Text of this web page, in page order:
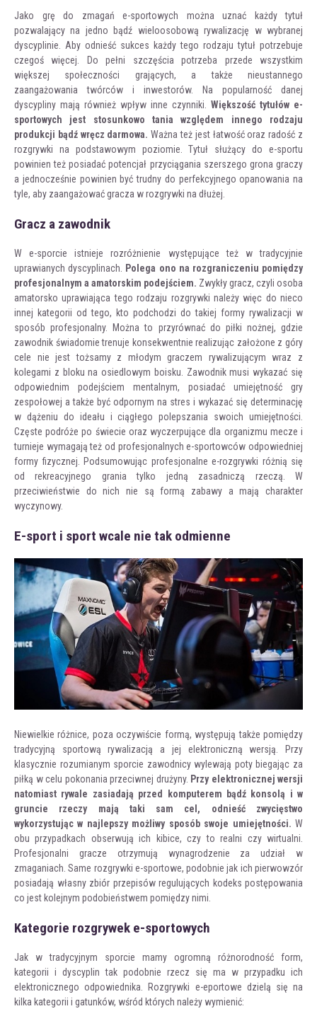
Jako grę do zmagań e-sportowych można uznać każdy tytuł
pozwalający na jedno bądź wieloosobową rywalizację w wybranej
dyscyplinie. Aby odnieść sukces każdy tego rodzaju tytuł potrzebuje
czegoś więcej. Do pełni szczęścia potrzeba przede wszystkim
większej społeczności grających, a także nieustannego
zaangażowania twórców i inwestorów. Na popularność danej
dyscypliny mają również wpływ inne czynniki. Większość tytułów e-
sportowych jest stosunkowo tania względem innego rodzaju
produkcji bądź wręcz darmowa. Ważna też jest łatwość oraz radość z
rozgrywki na podstawowym poziomie. Tytuł służący do e-sportu
powinien też posiadać potencjał przyciągania szerszego grona graczy
a jednocześnie powinien być trudny do perfekcyjnego opanowania na
tyle, aby zaangażować gracza w rozgrywki na dłużej.
Gracz a zawodnik
W e-sporcie istnieje rozróżnienie występujące też w tradycyjnie
uprawianych dyscyplinach.
Polega ono na rozgraniczeniu pomiędzy
profesjonalnym a amatorskim podejściem. Zwykły gracz, czyli osoba
amatorsko uprawiająca tego rodzaju rozgrywki należy więc do nieco
innej kategorii od tego, kto podchodzi do takiej formy rywalizacji w
sposób profesjonalny. Można to przyrównać do piłki nożnej, gdzie
zawodnik świadomie trenuje konsekwentnie realizując założone z góry
cele nie jest tożsamy z młodym graczem rywalizującym wraz z
kolegami z bloku na osiedlowym boisku. Zawodnik musi wykazać się
odpowiednim podejściem mentalnym, posiadać umiejętność gry
zespołowej a także być odpornym na stres i wykazać się determinację
w dążeniu do ideału i ciągłego polepszania swoich umiejętności.
Częste podróże po świecie oraz wyczerpujące dla organizmu mecze i
turnieje wymagają też od profesjonalnych e-sportowców odpowiedniej
formy fizycznej. Podsumowując profesjonalne e-rozgrywki różnią się
od rekreacyjnego grania tylko jedną zasadniczą rzeczą. W
przeciwieństwie do nich nie są formą zabawy a mają charakter
wyczynowy.
E-sport i sport wcale nie tak odmienne
Niewielkie różnice, poza oczywiście formą, występują także pomiędzy
tradycyjną sportową rywalizacją a jej elektroniczną wersją. Przy
klasycznie rozumianym sporcie zawodnicy wylewają poty biegając za
piłką w celu pokonania przeciwnej drużyny. Przy elektronicznej wersji
natomiast rywale zasiadają przed komputerem bądź konsolą i w
gruncie rzeczy mają taki sam cel, odnieść zwycięstwo
wykorzystując w najlepszy możliwy sposób swoje umiejętności. W
obu przypadkach obserwują ich kibice, czy to realni czy wirtualni.
Profesjonalni gracze otrzymują wynagrodzenie za udział w
zmaganiach. Same rozgrywki e-sportowe, podobnie jak ich pierwowzór
posiadają własny zbiór przepisów regulujących kodeks postępowania
co jest kolejnym podobieństwem pomiędzy nimi.
Kategorie rozgrywek e-sportowych
Jak w tradycyjnym sporcie mamy ogromną różnorodność form,
kategorii i dyscyplin tak podobnie rzecz się ma w przypadku ich
elektronicznego odpowiednika. Rozgrywki e-eportowe dzielą się na
kilka kategorii i gatunków, wśród których należy wymienić: